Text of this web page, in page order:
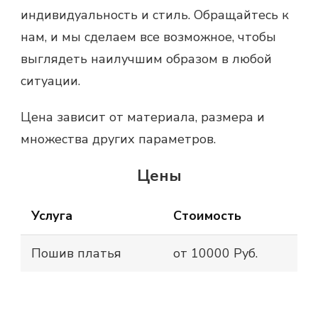
индивидуальность и стиль. Обращайтесь к
нам, и мы сделаем все возможное, чтобы
выглядеть наилучшим образом в любой
ситуации.
Цена зависит от материала, размера и
множества других параметров.
Цены
Услуга Стоимость
Пошив платья от 10000 Руб.